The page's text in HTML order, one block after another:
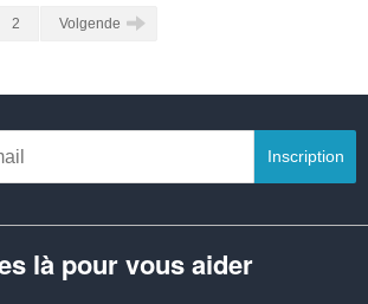
2 Volgende
Inscription
là pour vous aider